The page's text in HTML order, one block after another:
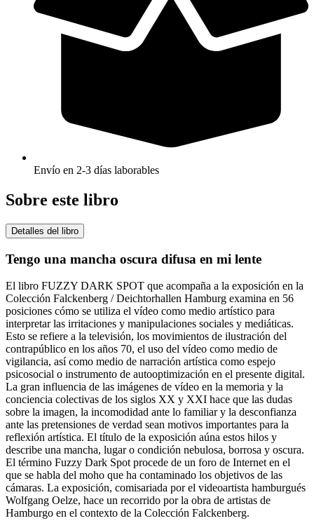
Envío en 2-3 días laborables
Sobre este libro
Detalles del libro
Tengo una mancha oscura difusa en mi lente
El libro FUZZY DARK SPOT que acompaña a la exposición en la
Colección Falckenberg / Deichtorhallen Hamburg examina en 56
posiciones cómo se utiliza el vídeo como medio artístico para
interpretar las irritaciones y manipulaciones sociales y mediáticas.
Esto se refiere a la televisión, los movimientos de ilustración del
contrapúblico en los años 70, el uso del vídeo como medio de
vigilancia, así como medio de narración artística como espejo
psicosocial o instrumento de autooptimización en el presente digital.
La gran influencia de las imágenes de vídeo en la memoria y la
conciencia colectivas de los siglos XX y XXI hace que las dudas
sobre la imagen, la incomodidad ante lo familiar y la desconfianza
ante las pretensiones de verdad sean motivos importantes para la
reflexión artística. El título de la exposición aúna estos hilos y
describe una mancha, lugar o condición nebulosa, borrosa y oscura.
El término Fuzzy Dark Spot procede de un foro de Internet en el
que se habla del moho que ha contaminado los objetivos de las
cámaras. La exposición, comisariada por el videoartista hamburgués
Wolfgang Oelze, hace un recorrido por la obra de artistas de
Hamburgo en el contexto de la Colección Falckenberg.